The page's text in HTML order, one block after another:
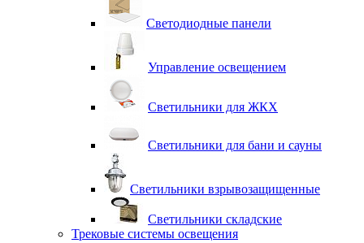
Светодиодные панели
Управление освещением
Светильники для ЖКХ
Светильники для бани и сауны
Светильники взрывозащищенные
Светильники складские
Трековые системы освещения